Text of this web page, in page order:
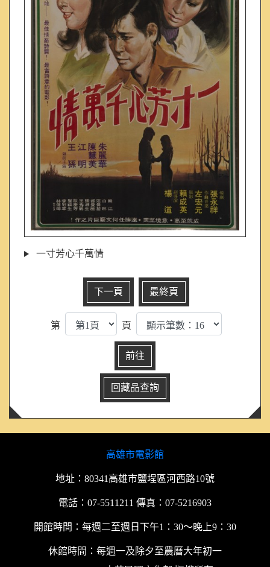
一寸芳心千萬情
第 頁
高雄市電影館
地址：80341高雄市鹽埕區河西路10號
電話：07-5511211 傳真：07-5216903
開館時間：每週二至週日下午1：30～晚上9：30
休館時間：每週一及除夕至農曆大年初一